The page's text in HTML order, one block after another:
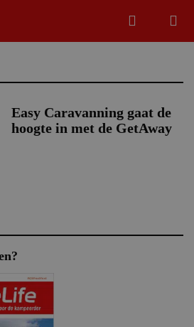
Easy Caravanning gaat de
hoogte in met de GetAway